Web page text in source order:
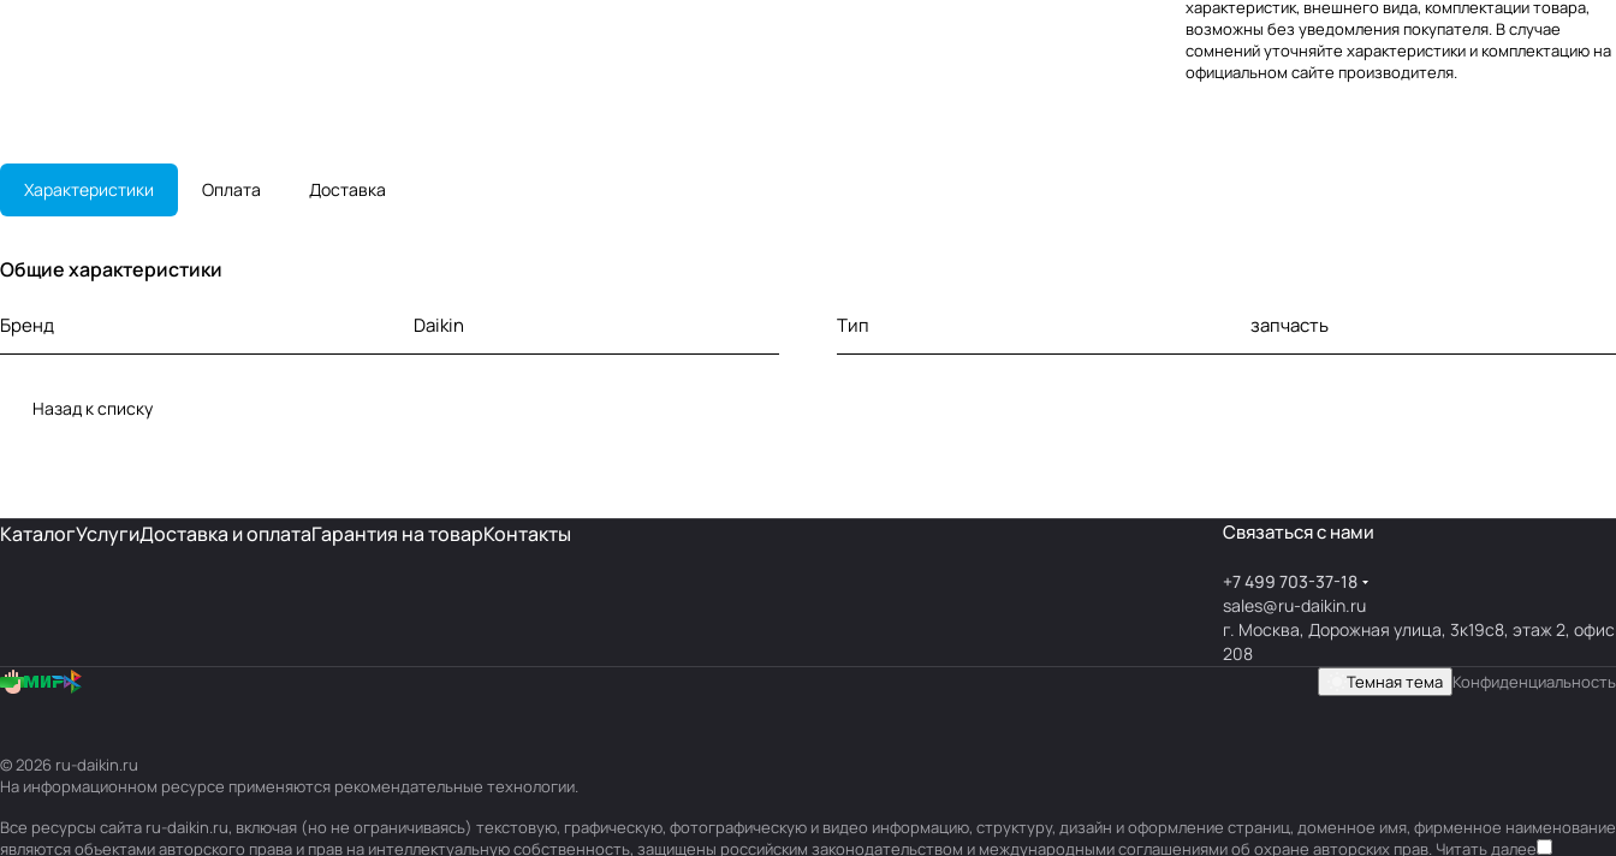
характеристик, внешнего вида, комплектации товара,
возможны без уведомления покупателя. В случае
сомнений уточняйте характеристики и комплектацию на
официальном сайте производителя.
Характеристики Оплата Доставка
Общие характеристики
Бренд Daikin Тип запчасть
Назад к списку
КаталогУслугиДоставка и оплатаГарантия на товарКонтакты Связаться с нами
+7 499 703-37-18
sales@ru-daikin.ru
г. Москва, Дорожная улица, 3к19с8, этаж 2, офис
208
Темная тема Конфиденциальность
© 2026 ru-daikin.ru
На информационном ресурсе применяются рекомендательные технологии.
Все ресурсы сайта ru-daikin.ru, включая (но не ограничиваясь) текстовую, графическую, фотографическую и видео информацию, структуру, дизайн и оформление страниц, доменное имя, фирменное наименование
являются объектами авторского права и прав на интеллектуальную собственность, защищены российским законодательством и международными соглашениями об охране авторских прав. Читать далее